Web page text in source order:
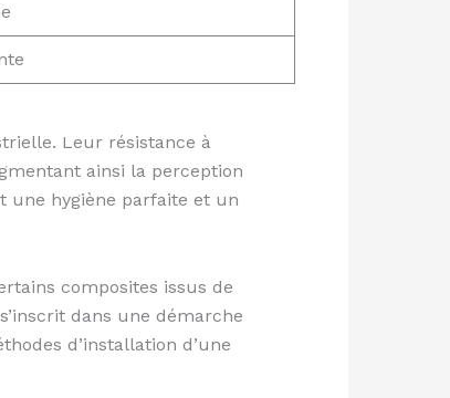
Leur résistance à
ainsi la perception
une hygiène parfaite et un
composites issus de
dans une démarche
d’installation d’une